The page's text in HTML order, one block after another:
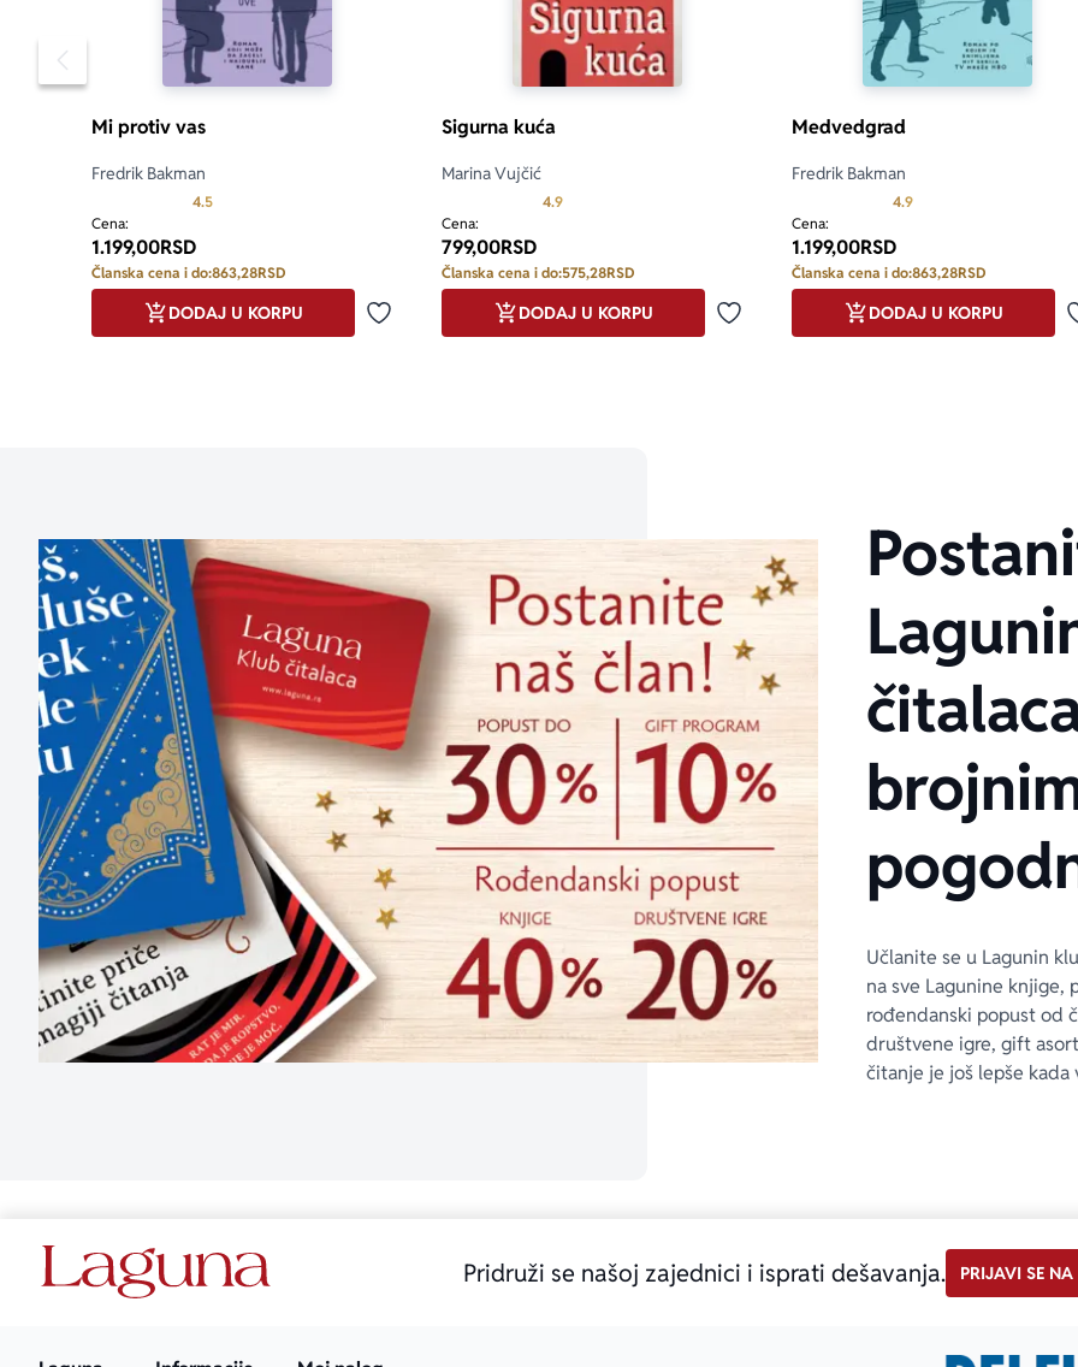
Pomeranje sadržaja slajdera u levo
Mi protiv vas
Fredrik Bakman
4.5Prosecna ocena je 4.5 od 5
Cena:
1.199,00RSD
Članska cena i do:863,28RSD
Dodaj u omiljene
DODAJ U KORPU
Sigurna kuća
Marina Vujčić
4.9Prosecna ocena je 4.9 od 5
Cena:
799,00RSD
Članska cena i do:575,28RSD
Dodaj u omiljene
DODAJ U KORPU
Medvedgrad
Fredrik Bakman
4.9Prosecna ocena je 4.9 od
Cena:
1.199,00RSD
Članska cena i do:863,28RSD
DODAJ U KORPU
Učlanite se u Lagunin
na sve Lagunine knjige,
rođendanski popust od
društvene igre, gift
čitanje je još lepše kada
Pridruži se našoj zajednici i isprati dešavanja. PRIJAVI SE NA